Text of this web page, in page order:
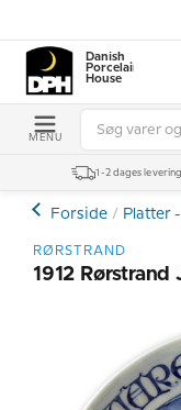
Danish
Porcelain
House
MENU
1-2 dages levering
Forside Platter
RØRSTRAND
1912 Rørstrand